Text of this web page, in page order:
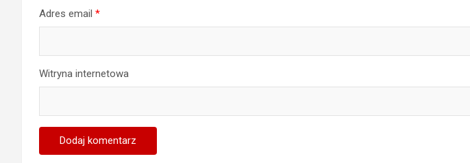
Adres email *
Witryna internetowa